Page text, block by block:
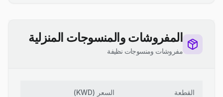
المفروشات والمنسوجات المنزلية
مفروشات ومنسوجات نظيفة
القطعة السعر (
KWD
)